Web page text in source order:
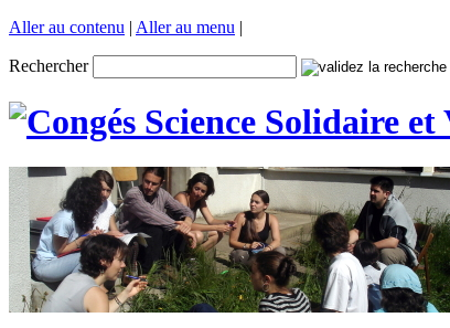
Aller au contenu | Aller au menu |
Rechercher